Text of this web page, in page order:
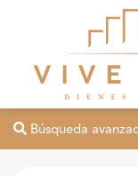
Búsqueda